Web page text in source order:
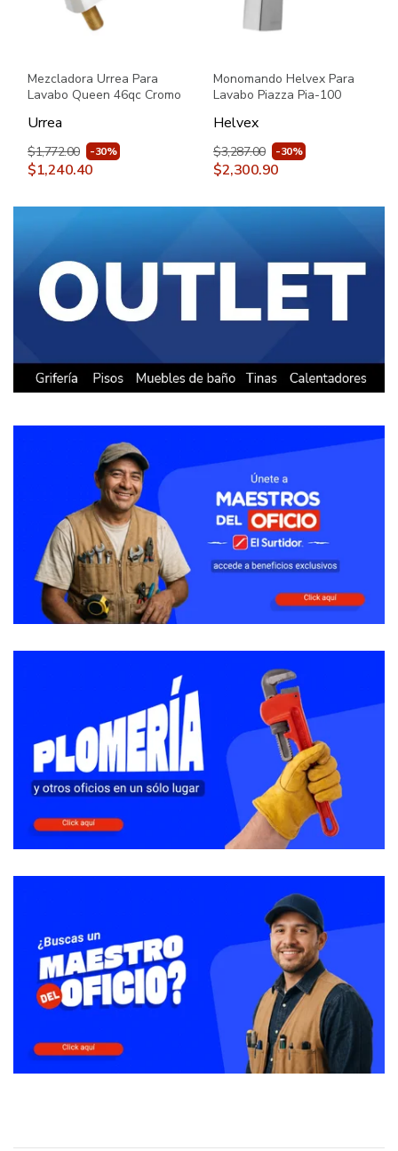
Mezcladora Urrea Para
Lavabo Queen 46qc Cromo
Urrea
$1,772.00 -30%
$1,240.40
Monomando Helvex Para
Lavabo Piazza Pia-100
Helvex
$3,287.00 -30%
$2,300.90